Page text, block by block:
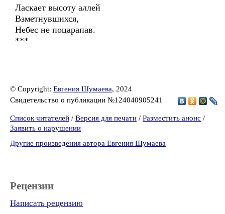
Ласкает высоту аллей
Взметнувшихся,
Небес не поцарапав.
***
© Copyright: Евгения Шумаева, 2024
Свидетельство о публикации №124040905241
Список читателей / Версия для печати / Разместить анонс /
Заявить о нарушении
Другие произведения автора Евгения Шумаева
Рецензии
Написать рецензию